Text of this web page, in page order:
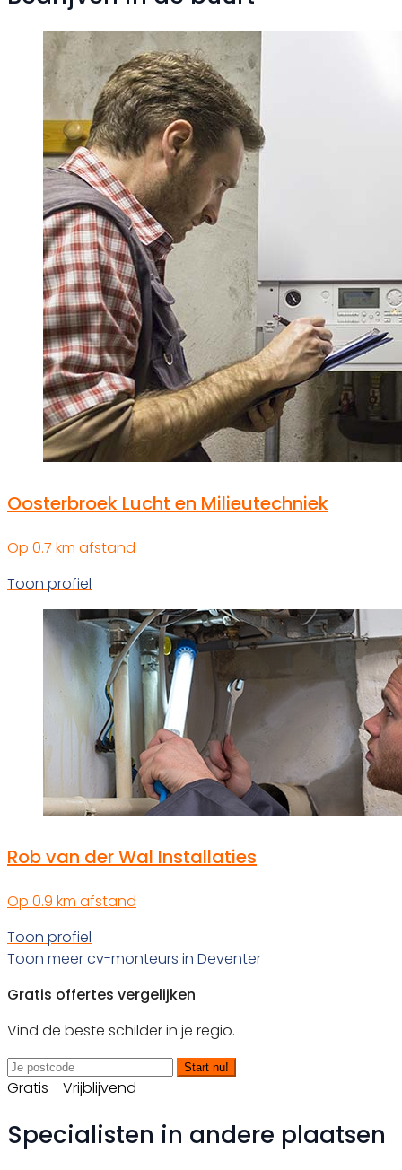
Oosterbroek Lucht en Milieutechniek
Op 0.7 km afstand
Toon profiel
Rob van der Wal Installaties
Op 0.9 km afstand
Toon profiel
Toon meer cv-monteurs in Deventer
Gratis offertes vergelijken
Vind de beste schilder in je regio.
Start nu!
Gratis - Vrijblijvend
Specialisten in andere plaatsen